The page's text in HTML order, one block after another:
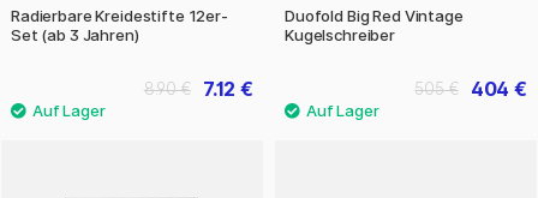
Radierbare Kreidestifte 12er-
Set (ab 3 Jahren)
7.12 €
8.90 €
Duofold Big Red Vintage
Kugelschreiber
404 €
505 €